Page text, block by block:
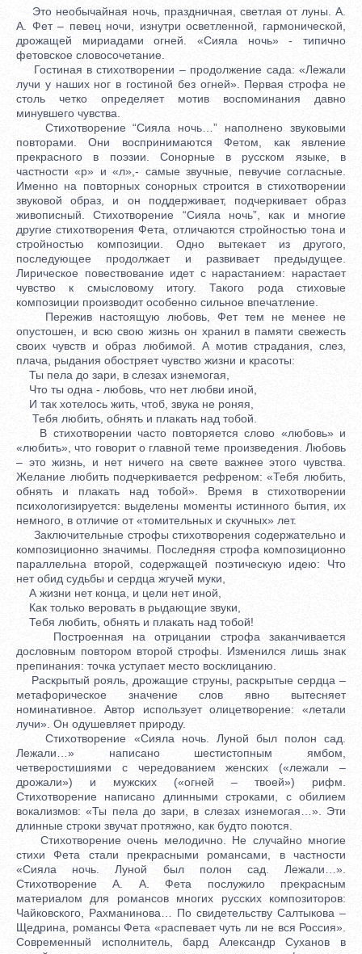
Это необычайная ночь, праздничная, светлая от луны. А.
А. Фет – певец ночи, изнутри осветленной, гармонической,
дрожащей мириадами огней. «Сияла ночь» - типично
фетовское словосочетание.
Гостиная в стихотворении – продолжение сада: «Лежали
лучи у наших ног в гостиной без огней». Первая строфа не
столь четко определяет мотив воспоминания давно
минувшего чувства.
Стихотворение “Сияла ночь…” наполнено звуковыми
повторами. Они воспринимаются Фетом, как явление
прекрасного в поэзии. Сонорные в русском языке, в
частности «р» и «л»,- самые звучные, певучие согласные.
Именно на повторных сонорных строится в стихотворении
звуковой образ, и он поддерживает, подчеркивает образ
живописный. Стихотворение “Сияла ночь”, как и многие
другие стихотворения Фета, отличаются стройностью тона и
стройностью композиции. Одно вытекает из другого,
последующее продолжает и развивает предыдущее.
Лирическое повествование идет с нарастанием: нарастает
чувство к смысловому итогу. Такого рода стиховые
композиции производит особенно сильное впечатление.
Пережив настоящую любовь, Фет тем не менее не
опустошен, и всю свою жизнь он хранил в памяти свежесть
своих чувств и образ любимой. А мотив страдания, слез,
плача, рыдания обостряет чувство жизни и красоты:
Ты пела до зари, в слезах изнемогая,
Что ты одна - любовь, что нет любви иной,
И так хотелось жить, чтоб, звука не роняя,
Тебя любить, обнять и плакать над тобой.
В стихотворении часто повторяется слово «любовь» и
«любить», что говорит о главной теме произведения. Любовь
– это жизнь, и нет ничего на свете важнее этого чувства.
Желание любить подчеркивается рефреном: «Тебя любить,
обнять и плакать над тобой». Время в стихотворении
психологизируется: выделены моменты истинного бытия, их
немного, в отличие от «томительных и скучных» лет.
Заключительные строфы стихотворения содержательно и
композиционно значимы. Последняя строфа композиционно
параллельна второй, содержащей поэтическую идею: Что
нет обид судьбы и сердца жгучей муки,
А жизни нет конца, и цели нет иной,
Как только веровать в рыдающие звуки,
Тебя любить, обнять и плакать над тобой!
Построенная на отрицании строфа заканчивается
дословным повтором второй строфы. Изменился лишь знак
препинания: точка уступает место восклицанию.
Раскрытый рояль, дрожащие струны, раскрытые сердца –
метафорическое значение слов явно вытесняет
номинативное. Автор использует олицетворение: «летали
лучи». Он одушевляет природу.
Стихотворение «Сияла ночь. Луной был полон сад.
Лежали…» написано шестистопным ямбом,
четверостишиями с чередованием женских («лежали –
дрожали») и мужских («огней – твоей») рифм.
Стихотворение написано длинными строками, с обилием
вокализмов: «Ты пела до зари, в слезах изнемогая…». Эти
длинные строки звучат протяжно, как будто поются.
Стихотворение очень мелодично. Не случайно многие
стихи Фета стали прекрасными романсами, в частности
«Сияла ночь. Луной был полон сад. Лежали…».
Стихотворение А. А. Фета послужило прекрасным
материалом для романсов многих русских композиторов:
Чайковского, Рахманинова… По свидетельству Салтыкова –
Щедрина, романсы Фета «распевает чуть ли не вся Россия».
Современный исполнитель, бард Александр Суханов в